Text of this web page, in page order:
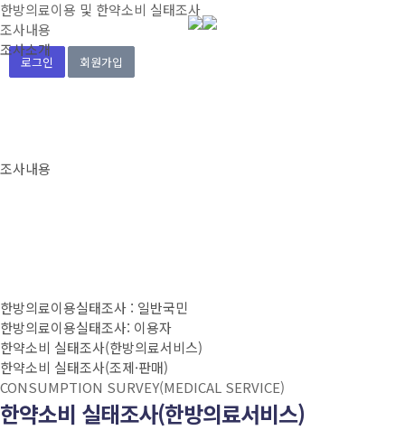
로그인 회원가입
한방의료이용 및 한약소비 실태조사
조사내용
조사소개
조사내용
한방의료이용실태조사 : 일반국민
한방의료이용실태조사: 이용자
한약소비 실태조사(한방의료서비스)
한약소비 실태조사(조제·판매)
CONSUMPTION SURVEY(MEDICAL SERVICE)
한약소비 실태조사(한방의료서비스)